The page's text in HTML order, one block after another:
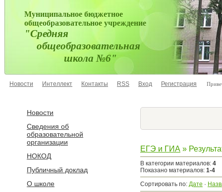
Муниципальное бюджетное
общеобразовательное учреждение
"Средняя
общеобразовательная
школа №6"
Новости Интеллект Контакты RSS Вход Регистрация
Новости
Сведения об
образовательной
организации
НОКОД
Публичный доклад
О школе
ЕГЭ и ГИА »
В категории материалов: 4
Показано материалов: 1-4
Сортировать по: Дате ·